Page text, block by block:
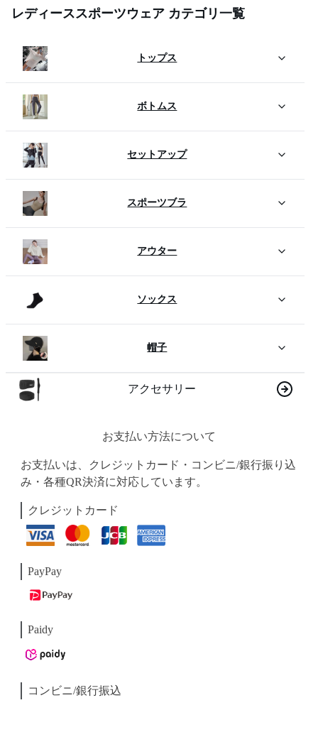
レディーススポーツウェア カテゴリ一覧
トップス
ボトムス
セットアップ
スポーツブラ
アウター
ソックス
帽子
アクセサリー
お支払い方法について
お支払いは、クレジットカード・コンビニ/銀行振り込
み・各種QR決済に対応しています。
クレジットカード
PayPay
Paidy
コンビニ/銀行振込